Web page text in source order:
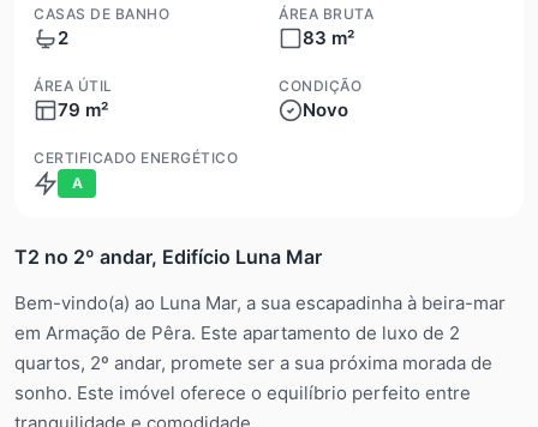
CASAS DE BANHO
2
ÁREA BRUTA
83 m²
ÁREA ÚTIL
79 m²
CONDIÇÃO
Novo
CERTIFICADO ENERGÉTICO
A
T2 no 2º andar, Edifício Luna Mar
Bem-vindo(a) ao Luna Mar, a sua escapadinha à beira-mar
em Armação de Pêra. Este apartamento de luxo de 2
quartos, 2º andar, promete ser a sua próxima morada de
sonho. Este imóvel oferece o equilíbrio perfeito entre